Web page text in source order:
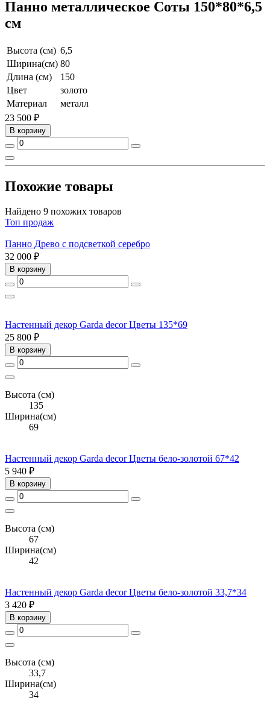
Панно металлическое Соты 150*80*6,5
см
Высота (см) 6,5
Ширина(см) 80
Длина (см)
150
Цвет
золото
Материал
металл
23 500 ₽
В корзину
Похожие товары
Найдено 9 похожих товаров
Топ продаж
Панно Древо с подсветкой серебро
32 000 ₽
В корзину
Настенный декор Garda decor Цветы 135*69
25 800 ₽
В корзину
Высота (см)
135
Ширина(см)
69
Настенный декор Garda decor Цветы бело-золотой 67*42
5 940 ₽
В корзину
Высота (см)
67
Ширина(см)
42
Настенный декор Garda decor Цветы бело-золотой 33,7*34
3 420 ₽
В корзину
Высота (см)
33,7
Ширина(см)
34